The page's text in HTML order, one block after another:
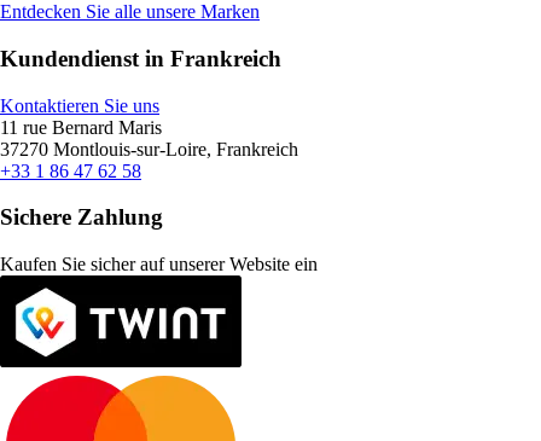
Entdecken Sie alle unsere Marken
Kundendienst in Frankreich
Kontaktieren Sie uns
11 rue Bernard Maris
37270 Montlouis-sur-Loire, Frankreich
+33 1 86 47 62 58
Sichere Zahlung
Kaufen Sie sicher auf unserer Website ein